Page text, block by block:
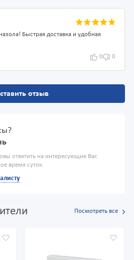
Быстрая доставка и удобная
0 0
отзыв
ответить на интересующие Вас
время суток.
Посмотреть все